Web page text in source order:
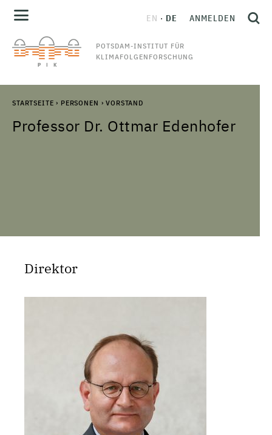
POTSDAM-INSTITUT FÜR
KLIMAFOLGENFORSCHUNG
EN DE ANMELDEN
STARTSEITE › PERSONEN › VORSTAND
Professor Dr. Ottmar Edenhofer
Direktor